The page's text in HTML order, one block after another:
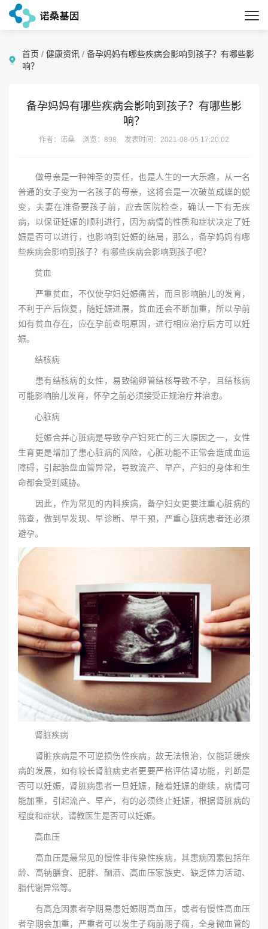
首页 / 健康资讯 / 备孕妈妈有哪些疾病会影响到孩子？有哪些影
响？
备孕妈妈有哪些疾病会影响到孩子？有哪些影
响？
作者：诺桑 浏览：898 发表时间：2021-08-05 17:20:02
做母亲是一种神圣的责任，也是人生的一大乐趣，从一名
普通的女子变为一名孩子的母亲，这将会是一次破茧成蝶的蜕
变，夫妻在准备要孩子前，应去医院检查，确认一下有无疾
病，以保证妊娠的顺利进行，因为病情的性质和症状决定了妊
娠是否可以进行，也影响到妊娠的结局，那么，备孕妈妈有哪
些疾病会影响到孩子？有哪些疾病会影响到孩子呢？
贫血
严重贫血，不仅使孕妇妊娠痛苦，而且影响胎儿的发育，
不利于产后恢复，随妊娠进展，贫血还会不断加重，所以孕前
如有贫血存在，应在孕前查明原因，进行相应治疗后方可以妊
娠。
结核病
患有结核病的女性，易致输卵管结核导致不孕，且结核病
可能影响胎儿发育，怀孕之前必须接受正规治疗并治愈。
心脏病
妊娠合并心脏病是导致孕产妇死亡的三大原因之一，女性
生育更是增加了患心脏病的风险，心脏功能不正常会造成血运
障碍，引起胎盘血管异常，导致流产、早产，产妇的身体和生
命都会受到威胁。
因此，作为常见的内科疾病，备孕妇女更要注重心脏病的
筛查，做到早发现、早诊断、早干预，严重心脏病患者还必须
避孕。
肾脏疾病
肾脏疾病是不可逆损伤性疾病，故无法根治，仅能延缓疾
病的发展，如有较长肾脏病史者更要严格评估肾功能，判断是
否可以妊娠，肾脏病患者一旦妊娠，随着妊娠的继续，病情可
能加重，引起流产、早产，有的必须终止妊娠，根据肾脏病的
程度和症状，请教医生是否可以妊娠。
高血压
高血压是最常见的慢性非传染性疾病，其患病因素包括年
龄、高钠膳食、肥胖、酗酒、高血压家族史、缺乏体力活动、
脂代谢异常等。
有高危因素者孕期易患妊娠期高血压，或者有慢性高血压
者孕期会加重，严重者可以发生子痫前期子痫，全身微血管的